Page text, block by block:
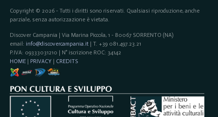
Copyright © 2026 - Tutti i diritti sono riservati. Qualsiasi riproduzione, anche
parziale, senza autorizzazione è vietata.
Discover Campania | Via Marina Piccola, 1 - 80067 SORRENTO (NA)
email: info@discovercampania.it| T. +39 081.497.23.21
P.IVA: 09333031210 | N° iscrizione ROC: 34142
HOME| PRIVACY | CREDITS